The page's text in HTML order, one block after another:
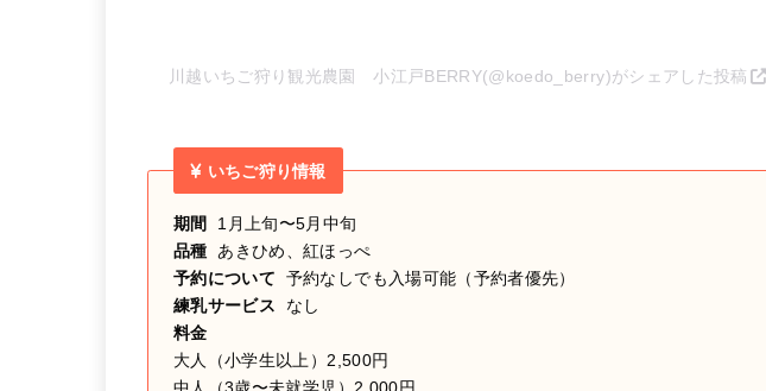
川越いちご狩り観光農園 小江戸BERRY(@koedo_berry)がシェアした投稿
いちご狩り情報
期間 1月上旬〜5月中旬
品種 あきひめ、紅ほっぺ
予約について 予約なしでも入場可能（予約者優先）
練乳サービス なし
料金
大人（小学生以上）2,500円